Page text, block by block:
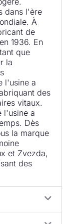
dans l'ère
À
de
1936. En
que
la
l'usine a
des
vitaux.
l'usine a
Dès
la marque
et Zvezda,
des